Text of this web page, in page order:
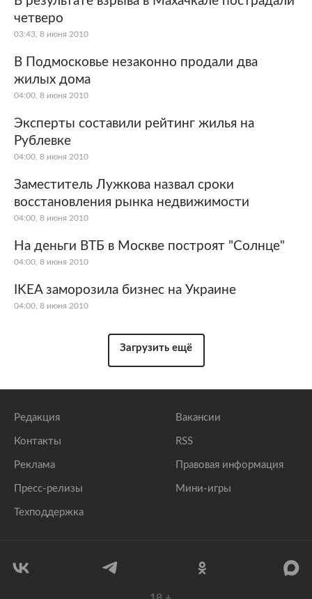
четверо
03:43, 8 июня 2010
В Подмосковье незаконно продали два
жилых дома
04:00, 8 июня 2010
Эксперты составили рейтинг жилья на
Рублевке
04:00, 8 июня 2010
Заместитель Лужкова назвал сроки
восстановления рынка недвижимости
04:00, 8 июня 2010
На деньги ВТБ в Москве построят "Солнце"
04:00, 8 июня 2010
IKEA заморозила бизнес на Украине
04:00, 8 июня 2010
Загрузить ещё
Редакция
Контакты
Реклама
Пресс-релизы
Техподдержка
Вакансии
RSS
Правовая информация
Мини-игры